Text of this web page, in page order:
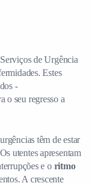
de Urgência
Estes
-
o seu regresso a
têm de estar
utentes apresentam
e o ritmo
A crescente